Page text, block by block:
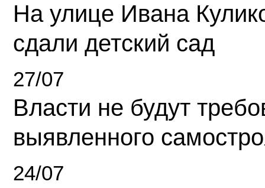
На улице Ивана
сдали детский сад
27/07
Власти не будут
выявленного
24/07